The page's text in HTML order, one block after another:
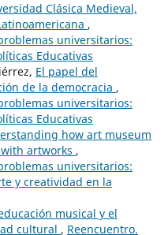
Clásica Medieval,
,
universitarios:
Educativas
El papel del
de la democracia ,
universitarios:
Educativas
how art museum
artworks ,
universitarios:
y creatividad en la
musical y el
cultural , Reencuentro.